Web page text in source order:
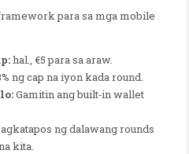
para sa mga mobile
hal., €5 para sa araw.
ng cap na iyon kada round.
Gamitin ang built‑in wallet
ng dalawang rounds
kita.